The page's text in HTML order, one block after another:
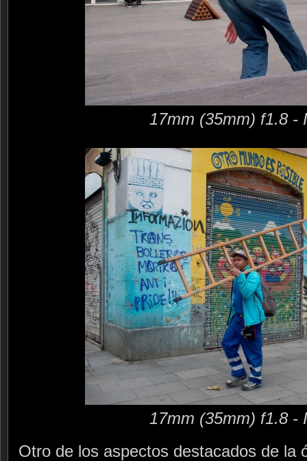
17mm (35mm) f1.8 -
17mm (35mm) f1.8 -
Otro de los aspectos destacados de la